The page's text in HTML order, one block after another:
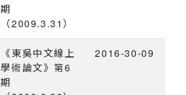
期
（2009.3.31）
《東吳中文線上
學術論文》第6
期
2016-30-09